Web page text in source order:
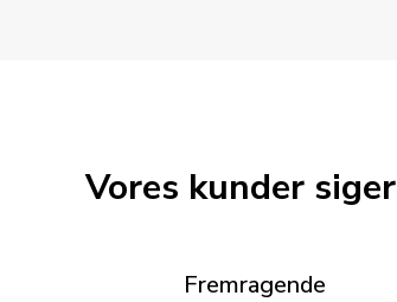
Vores kunder siger
Fremragende